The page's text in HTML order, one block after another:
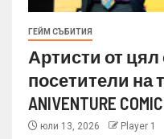
ГЕЙМ СЪБИТИЯ
Артисти от цял
посетители на
ANIVENTURE
юли 13, 2026 Player 1